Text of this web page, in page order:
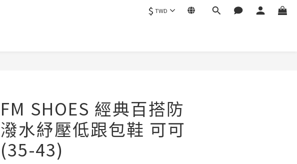
$ TWD
FM SHOES 經典百搭防
潑水紓壓低跟包鞋 可可
(35-43)